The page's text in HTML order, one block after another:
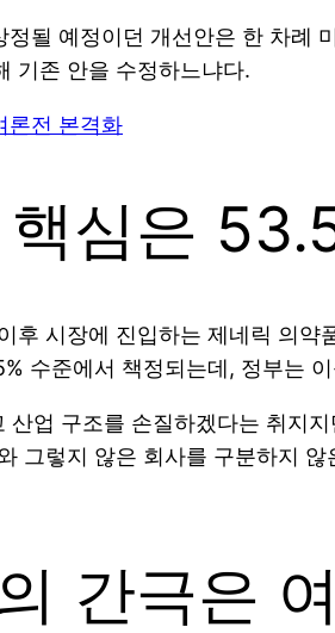
될 예정이던 개선안은 한 차례
기존 안을 수정하느냐다.
론전 본격화
심은
후 시장에 진입하는 제네릭 의
수준에서 책정되는데, 정부는
산업 구조를 손질하겠다는 취지
그렇지 않은 회사를 구분하지
간극은